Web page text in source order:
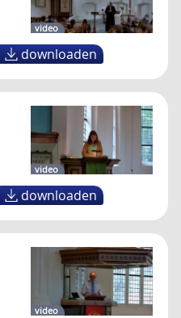
video
downloaden
video
downloaden
video